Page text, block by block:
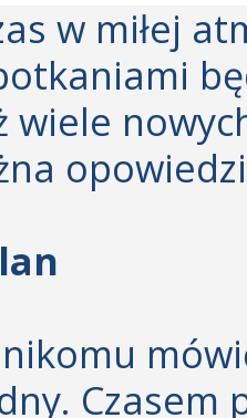
w miłej
wiele
Czasem